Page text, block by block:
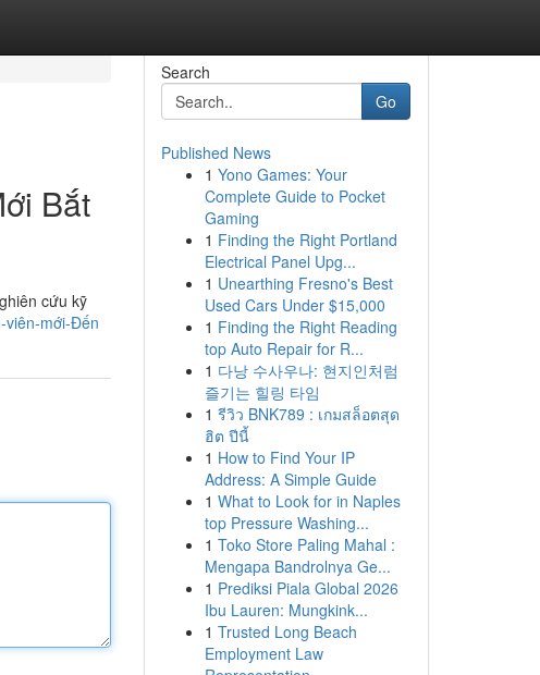
Bắt
cứu kỹ
viên-mới-Đến
Search
Go
Published News
1 Yono Games: Your
Complete Guide to Pocket
Gaming
1 Finding the Right Portland
Electrical Panel Upg...
1 Unearthing Fresno's Best
Used Cars Under $15,000
1 Finding the Right Reading
top Auto Repair for R...
1 다낭 수사우나: 현지인처럼
즐기는 힐링 타임
1 รีวิว BNK789 : เกมสล็อตสุด
ฮิต ปีนี้
1 How to Find Your IP
Address: A Simple Guide
1 What to Look for in Naples
top Pressure Washing...
1 Toko Store Paling Mahal :
Mengapa Bandrolnya Ge...
1 Prediksi Piala Global 2026
Ibu Lauren: Mungkink...
1 Trusted Long Beach
Employment Law